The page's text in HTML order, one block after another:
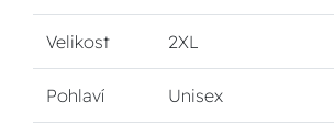
Velikost 2XL
Pohlaví Unisex